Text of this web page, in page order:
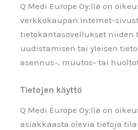
Q Medi Europe Oy:llä on
verkkokaupan Internet-
tietokantasovellukset niiden
uudistamisen tai yleisen
asennus-, muutos- tai
Tietojen käyttö
Q Medi Europe Oy:llä on
asiakkaasta olevia tietoja